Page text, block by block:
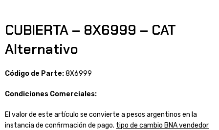
CUBIERTA – 8X6999 – CAT
Alternativo
Código de Parte:8X6999
Condiciones Comerciales:
El valor de este artículo se convierte a pesos argentinos en la
instancia de confirmación de pago. tipo de cambio BNA vendedor